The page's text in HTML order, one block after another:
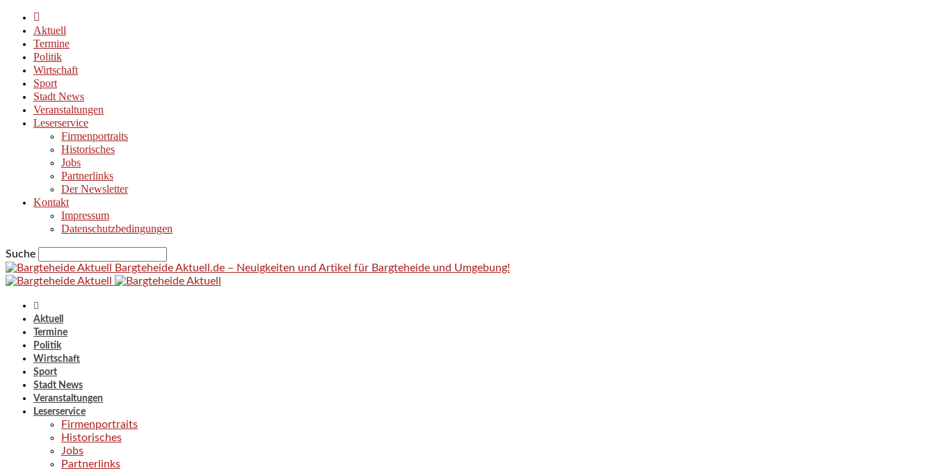
Aktuell
Termine
Politik
Wirtschaft
Sport
Stadt News
Veranstaltungen
Leserservice
Firmenportraits
Historisches
Jobs
Partnerlinks
Der Newsletter
Kontakt
Impressum
Datenschutzbedingungen
Suche
Bargteheide Aktuell.de – Neuigkeiten und Artikel für Bargteheide und Umgebung!
Aktuell
Termine
Politik
Wirtschaft
Sport
Stadt News
Veranstaltungen
Leserservice
Firmenportraits
Historisches
Jobs
Partnerlinks